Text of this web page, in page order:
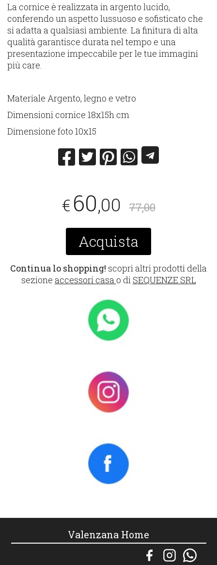
La cornice è realizzata in argento lucido,
conferendo un aspetto lussuoso e sofisticato che
si adatta a qualsiasi ambiente. La finitura di alta
qualità garantisce durata nel tempo e una
presentazione impeccabile per le tue immagini
più care.
Materiale Argento, legno e vetro
Dimensioni cornice 18x15h cm
Dimensione foto 10x15
€ 60,00 77,00
Acquista
Continua lo shopping! scopri altri prodotti della
sezione accessori casa o diSEQUENZE SRL
Valenzana Home